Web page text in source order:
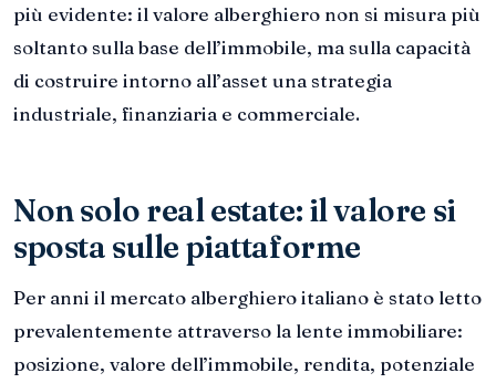
più evidente: il valore alberghiero non si misura più
soltanto sulla base dell’immobile, ma sulla capacità
di costruire intorno all’asset una strategia
industriale, finanziaria e commerciale.
Non solo real estate: il valore si
sposta sulle piattaforme
Per anni il mercato alberghiero italiano è stato letto
prevalentemente attraverso la lente immobiliare:
posizione, valore dell’immobile, rendita, potenziale